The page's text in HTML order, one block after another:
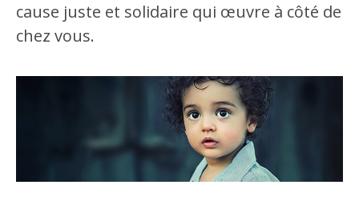
cause juste et solidaire qui œuvre à côté de
chez vous.